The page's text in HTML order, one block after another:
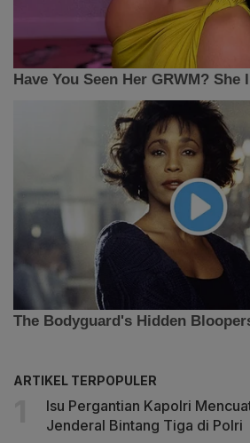
ARTIKEL TERPOPULER
Isu Pergantian Kapolri
Jenderal Bintang Tiga di Polri